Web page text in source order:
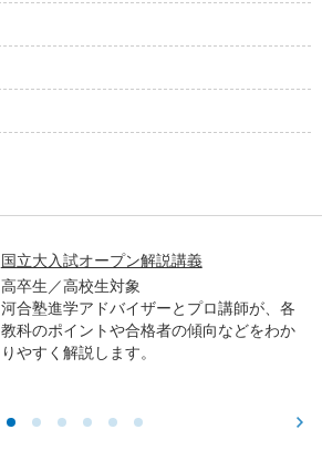
国立大入試オープン解説講義
高卒生／高校生対象
河合塾進学アドバイザーとプロ講師が、各
教科のポイントや合格者の傾向などをわか
りやすく解説します。